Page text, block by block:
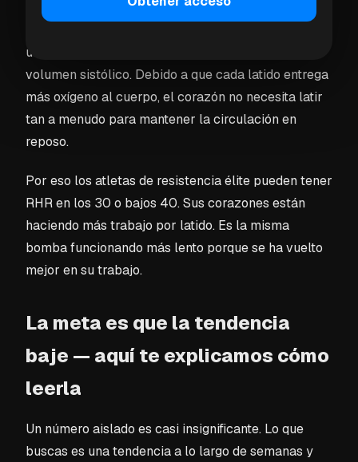
vuelto más eficiente. Con el entrenamiento aeróbico
un mayor volumen de sangre por latido — llamado
volumen sistólico. Debido a que cada latido entrega
más oxígeno al cuerpo, el corazón no necesita latir
tan a menudo para mantener la circulación en
reposo.
Por eso los atletas de resistencia élite pueden tener
RHR en los 30 o bajos 40. Sus corazones están
haciendo más trabajo por latido. Es la misma
bomba funcionando más lento porque se ha vuelto
mejor en su trabajo.
La meta es que la tendencia
baje — aquí te explicamos cómo
leerla
Un número aislado es casi insignificante. Lo que
buscas es una tendencia a lo largo de semanas y